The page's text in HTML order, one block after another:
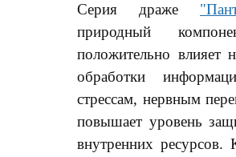
Серия драже
природный
положительно
обработки
стрессам, нервным
повышает уровень
внутренних